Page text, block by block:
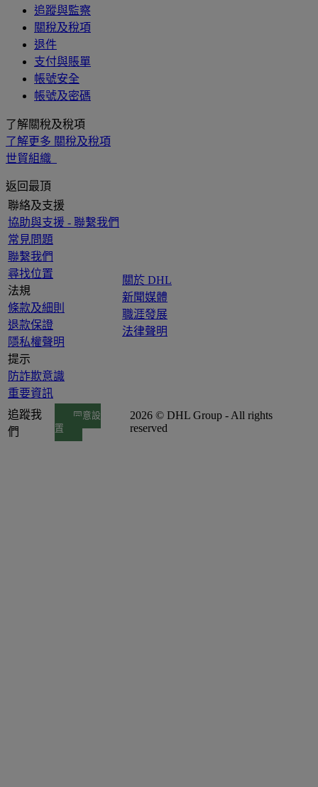
追蹤與監察
關稅及稅項
退件
支付與賬單
帳號安全
帳號及密碼
了解關稅及稅項
了解更多 關稅及稅項
世貿組織
返回最頂
聯絡及支援
協助與支援 - 聯繫我們
常見問題
聯繫我們
尋找位置
法規
條款及細則
退款保證
隱私權聲明
提示
防詐欺意識
重要資訊
關於 DHL
新聞媒體
職涯發展
法律聲明
追蹤我
們
同意設
置
2026 © DHL Group - All rights
reserved